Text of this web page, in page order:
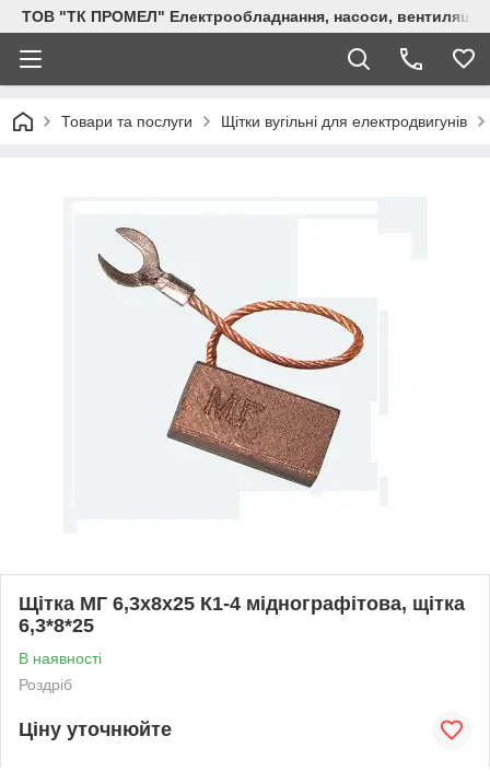
ТОВ "ТК ПРОМЕЛ" Електрообладнання, насоси, вентиляція,
Товари та послуги Щітки вугільні для електродвигунів
Щітка МГ 6,3х8х25 К1-4 міднографітова, щітка
6,3*8*25
В наявності
Роздріб
Ціну уточнюйте